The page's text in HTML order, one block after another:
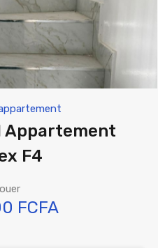
Appartement
F4
FCFA